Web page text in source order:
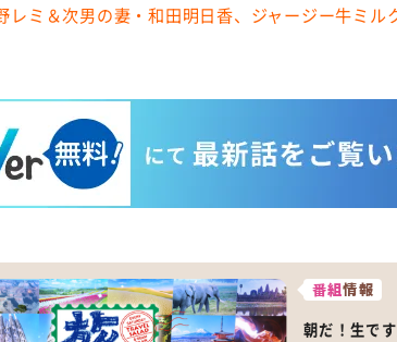
レミ＆次男の妻・和田明日香、ジャージー牛ミ
番組情報
朝だ！生で